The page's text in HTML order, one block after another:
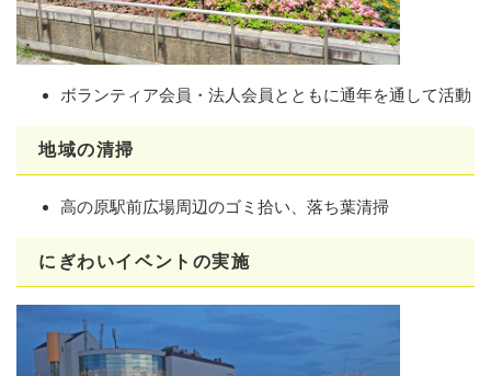
ボランティア会員・法人会員とともに通年を通して活動
地域の清掃
高の原駅前広場周辺のゴミ拾い、落ち葉清掃
にぎわいイベントの実施